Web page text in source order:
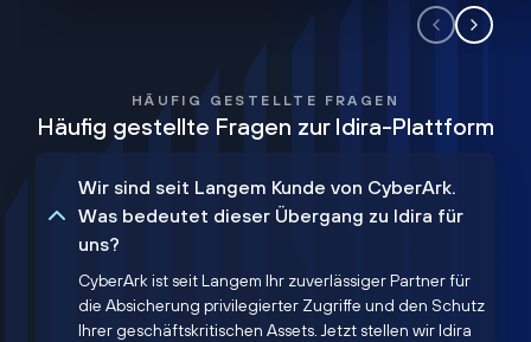
HÄUFIG GESTELLTE FRAGEN
Häufig gestellte Fragen zur Idira-Plattform
Wir sind seit Langem Kunde von CyberArk.
Was bedeutet dieser Übergang zu Idira für
uns?
CyberArk ist seit Langem Ihr zuverlässiger Partner für
die Absicherung privilegierter Zugriffe und den Schutz
Ihrer geschäftskritischen Assets. Jetzt stellen wir Idira